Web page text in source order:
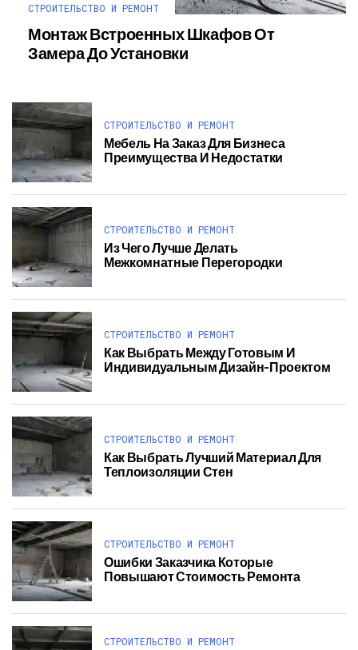
СТРОИТЕЛЬСТВО И РЕМОНТ
Монтаж Встроенных Шкафов От
Замера До Установки
СТРОИТЕЛЬСТВО И РЕМОНТ
Мебель На Заказ Для Бизнеса
Преимущества И Недостатки
СТРОИТЕЛЬСТВО И РЕМОНТ
Из Чего Лучше Делать
Межкомнатные Перегородки
СТРОИТЕЛЬСТВО И РЕМОНТ
Как Выбрать Между Готовым И
Индивидуальным Дизайн-Проектом
СТРОИТЕЛЬСТВО И РЕМОНТ
Как Выбрать Лучший Материал Для
Теплоизоляции Стен
СТРОИТЕЛЬСТВО И РЕМОНТ
Ошибки Заказчика Которые
Повышают Стоимость Ремонта
СТРОИТЕЛЬСТВО И РЕМОНТ